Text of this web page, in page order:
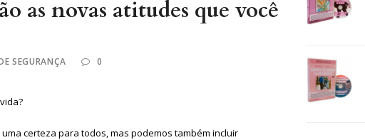
as novas atitudes que você
SEGURANÇA 0
certeza para todos, mas podemos também incluir